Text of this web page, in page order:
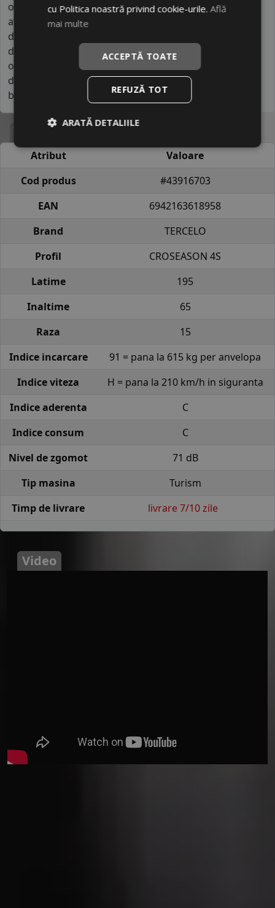
orientat către performanță sportivă sau tehnologii
avansate, ci către utilizare normală și urbană. Se
diferențiază prin disponibilitatea pe o gamă largă de
dimensiuni și prin prețurile competitive. În general,
oferă un comportament stabil în condiții obișnuite de
drum, fiind o alegere economică pentru utilizatori cu
bugete reduse.
Specificatii
Atribut
Valoare
Cod produs
#43916703
EAN
6942163618958
Brand
TERCELO
Profil
CROSEASON 4S
Latime
195
Inaltime
65
Raza
15
Indice incarcare
91 = pana la 615 kg per anvelopa
Indice viteza
H = pana la 210 km/h in siguranta
Indice aderenta
C
Indice consum
C
Nivel de zgomot
71 dB
Tip masina
Turism
Timp de livrare
livrare 7/10 zile
Video
cu Politica noastră privind cookie-urile.Află
mai multe
ACCEPTĂ TOATE
REFUZĂ TOT
ARATĂ DETALIILE